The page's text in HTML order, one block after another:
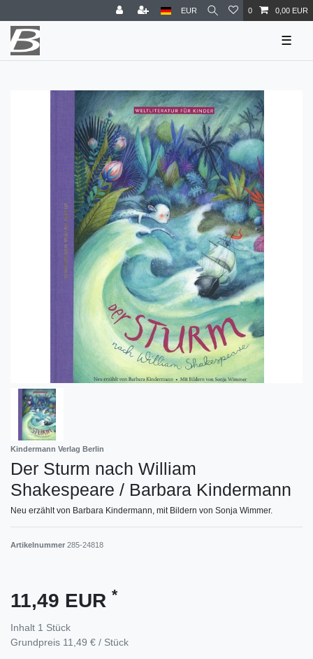
EUR 0 0,00 EUR
☰
Kindermann Verlag Berlin
Der Sturm nach William
Shakespeare / Barbara Kindermann
Neu erzählt von Barbara Kindermann, mit Bildern von Sonja Wimmer.
Artikelnummer 285-24818
11,49 EUR *
Inhalt 1 Stück
Grundpreis 11,49 € / Stück